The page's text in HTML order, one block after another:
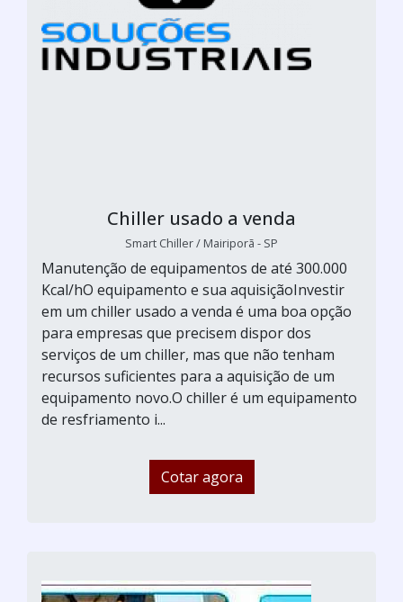
Chiller usado a venda
Smart Chiller / Mairiporã - SP
Manutenção de equipamentos de até 300.000
Kcal/hO equipamento e sua aquisiçãoInvestir
em um chiller usado a venda é uma boa opção
para empresas que precisem dispor dos
serviços de um chiller, mas que não tenham
recursos suficientes para a aquisição de um
equipamento novo.O chiller é um equipamento
de resfriamento i...
Cotar agora